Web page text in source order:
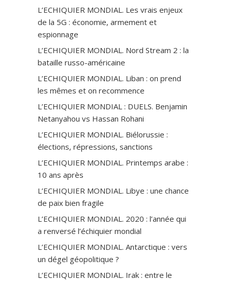
L’ECHIQUIER MONDIAL. Les vrais enjeux
de la 5G : économie, armement et
espionnage
L’ECHIQUIER MONDIAL. Nord Stream 2 : la
bataille russo-américaine
L’ECHIQUIER MONDIAL. Liban : on prend
les mêmes et on recommence
L’ECHIQUIER MONDIAL : DUELS. Benjamin
Netanyahou vs Hassan Rohani
L’ECHIQUIER MONDIAL. Biélorussie :
élections, répressions, sanctions
L’ECHIQUIER MONDIAL. Printemps arabe :
10 ans après
L’ECHIQUIER MONDIAL. Libye : une chance
de paix bien fragile
L’ECHIQUIER MONDIAL. 2020 : l’année qui
a renversé l’échiquier mondial
L’ECHIQUIER MONDIAL. Antarctique : vers
un dégel géopolitique ?
L’ECHIQUIER MONDIAL. Irak : entre le